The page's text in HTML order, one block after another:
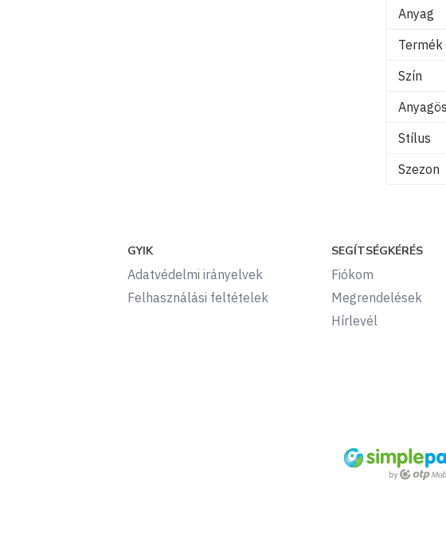
Anyag
Termék
Szín
Stílus
Szezon
GYIK
Adatvédelmi irányelvek
Felhasználási feltételek
SEGÍTSÉGKÉRÉS
Fiókom
Megrendelések
Hírlevél